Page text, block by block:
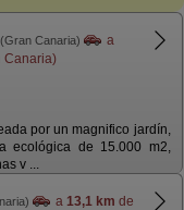
(Gran Canaria)
a
Canaria)
por un magnifico jardín,
ecológica de 15.000 m2,
v ...
a 13,1 km de